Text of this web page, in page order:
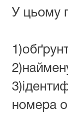
У цьому
номера